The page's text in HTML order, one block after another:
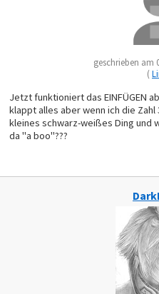
geschrieben am
(
Jetzt funktioniert das EINFÜGEN
klappt alles aber wenn ich die
kleines schwarz-weißes Ding und
da "a boo"???